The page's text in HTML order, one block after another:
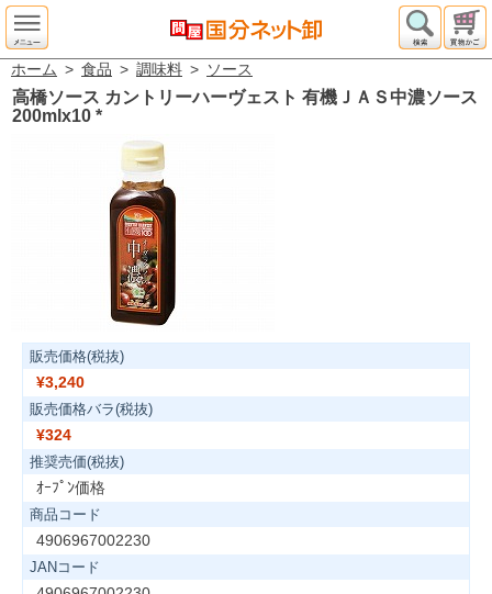
ホーム > 食品 > 調味料 > ソース
高橋ソース カントリーハーヴェスト 有機ＪＡＳ中濃ソース
200mlx10 *
販売価格(税抜)
¥3,240
販売価格バラ(税抜)
¥324
推奨売価(税抜)
ｵｰﾌﾟﾝ価格
商品コード
4906967002230
JANコード